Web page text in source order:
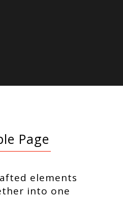
Page
elements
into one